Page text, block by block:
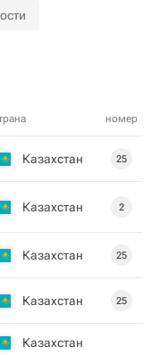
номер
Казахстан 25
Казахстан 2
Казахстан 25
Казахстан 25
Казахстан